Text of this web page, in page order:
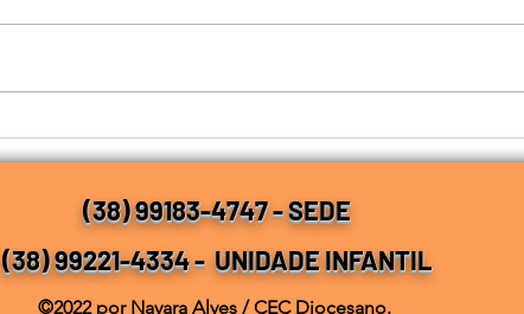
(38) 99183-4747 - SEDE
(38) 99221-4334 - UNIDADE INFANTIL
©2022 por Nayara Alves / CEC Diocesano.